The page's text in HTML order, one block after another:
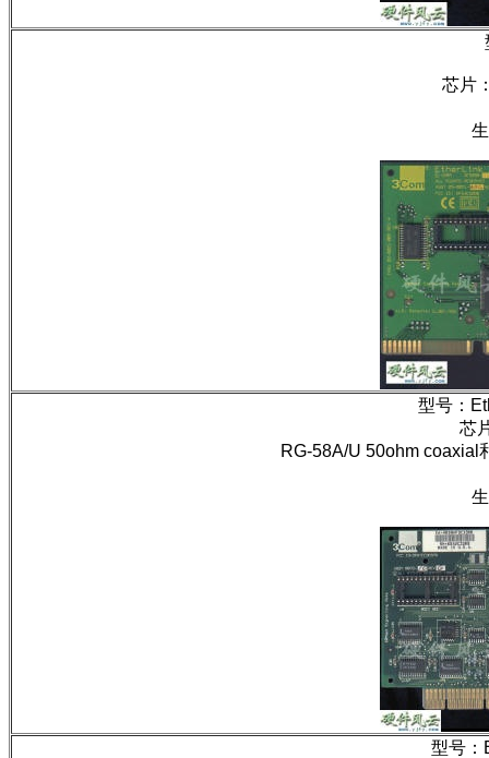
芯片
型号：
芯
RG-58A/U 50ohm coaxial
型号：